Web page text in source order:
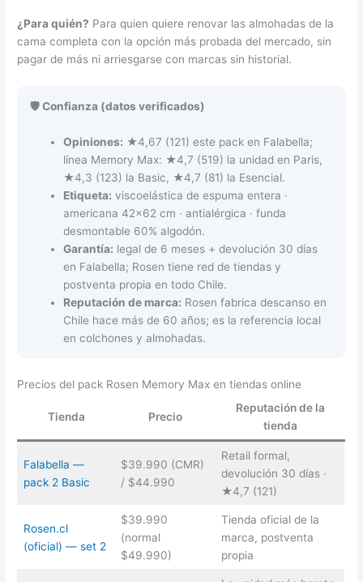
¿Para quién? Para quien quiere renovar las almohadas de la
cama completa con la opción más probada del mercado, sin
pagar de más ni arriesgarse con marcas sin historial.
🛡️ Confianza (datos verificados)
Opiniones: ★4,67 (121) este pack en Falabella;
línea Memory Max: ★4,7 (519) la unidad en Paris,
★4,3 (123) la Basic, ★4,7 (81) la Esencial.
Etiqueta: viscoelástica de espuma entera ·
americana 42×62 cm · antialérgica · funda
desmontable 60% algodón.
Garantía: legal de 6 meses + devolución 30 días
en Falabella; Rosen tiene red de tiendas y
postventa propia en todo Chile.
Reputación de marca: Rosen fabrica descanso en
Chile hace más de 60 años; es la referencia local
en colchones y almohadas.
Precios del pack Rosen Memory Max en tiendas online
Tienda Precio
Reputación de la
tienda
Falabella —
pack 2 Basic
$39.990 (CMR)
/ $44.990
Retail formal,
devolución 30 días ·
★4,7 (121)
Rosen.cl
(oficial) — set 2
$39.990
(normal
$49.990)
Tienda oficial de la
marca, postventa
propia